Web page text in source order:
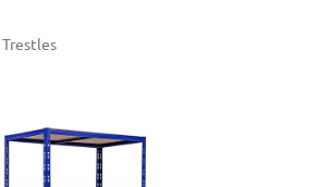
Trestles